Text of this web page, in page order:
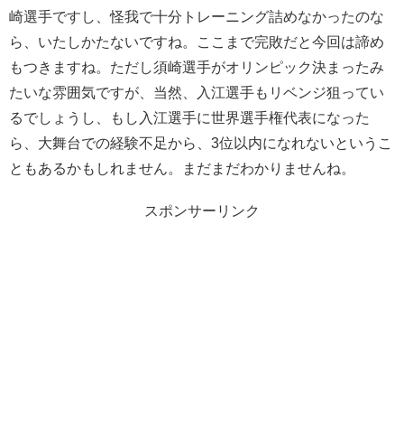
崎選手ですし、怪我で十分トレーニング詰めなかったのな
ら、いたしかたないですね。ここまで完敗だと今回は諦め
もつきますね。ただし須崎選手がオリンピック決まったみ
たいな雰囲気ですが、当然、入江選手もリベンジ狙ってい
るでしょうし、もし入江選手に世界選手権代表になった
ら、大舞台での経験不足から、3位以内になれないというこ
ともあるかもしれません。まだまだわかりませんね。
スポンサーリンク